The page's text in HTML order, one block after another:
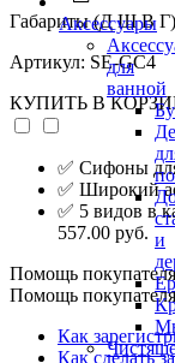
Аксессуары
для
ванной
и
Габариты (Д Ш В
Артикул: SE-GC4
КУПИТЬ В
✅ Сифоны
✅ Широкий
✅ 5 видов в
557.00 руб.
Помощь
Помощь
Как
Как сделать